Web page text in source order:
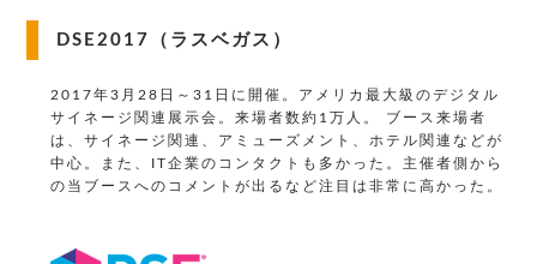
DSE2017（ラスベガス）
2017年3月28日～31日に開催。アメリカ最大級のデジタル
サイネージ関連展示会。来場者数約1万人。
ブース来場者
は、サイネージ関連、アミューズメント、ホテル関連などが
中心。また、IT企業のコンタクトも多かった。主催者側から
の当ブースへのコメントが出るなど注目は非常に高かった。